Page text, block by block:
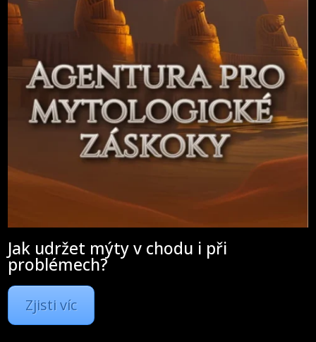
Jak udržet mýty v chodu i při
problémech?
Zjisti víc